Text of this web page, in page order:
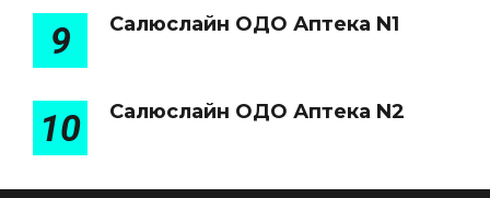
9 Салюслайн ОДО Аптека N1
10 Салюслайн ОДО Аптека N2